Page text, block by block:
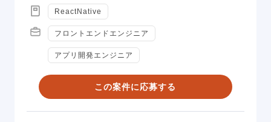
スキル
ReactNative
職種
フロントエンドエンジニア
アプリ開発エンジニア
この案件に応募する